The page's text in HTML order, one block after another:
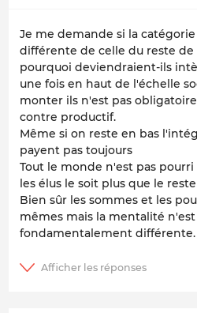
Je me demande si la catégorie
différente de celle du reste de
pourquoi deviendraient-ils
une fois en haut de l'échelle
monter ils n'est pas
contre productif.
Même si on reste en bas
payent pas toujours
Tout le monde n'est pas pourri
les élus le soit plus que le
Bien sûr les sommes et les
mêmes mais la mentalité n'est
fondamentalement différente.